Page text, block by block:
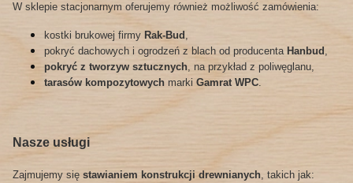
W sklepie stacjonarnym oferujemy również możliwość zamówienia:
kostki brukowej firmy Rak-Bud ,
pokryć dachowych i ogrodzeń z blach od producenta Hanbud ,
pokryć z tworzyw sztucznych, na przykład z poliwęglanu,
tarasów kompozytowych marki Gamrat WPC.
Nasze usługi
Zajmujemy się stawianiem konstrukcji drewnianych , takich jak: